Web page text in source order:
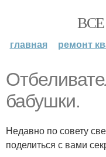
главная ремонт
бабушки.
Недавно по совету
поделиться с вами